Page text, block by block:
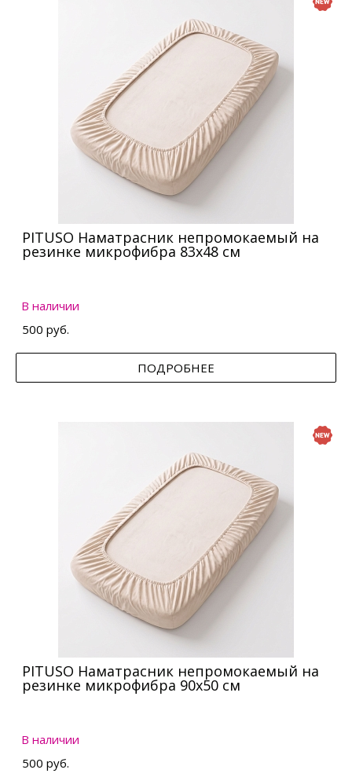
PITUSO Наматрасник непромокаемый на
резинке микрофибра 83х48 см
В наличии
500 руб.
ПОДРОБНЕЕ
PITUSO Наматрасник непромокаемый на
резинке микрофибра 90х50 см
В наличии
500 руб.